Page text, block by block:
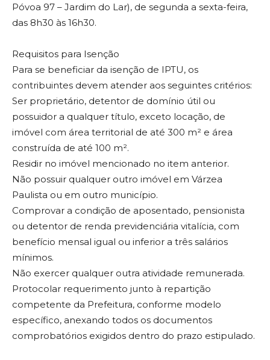
Póvoa 97 – Jardim do Lar), de segunda a sexta-feira,
das 8h30 às 16h30.
Requisitos para Isenção
Para se beneficiar da isenção de IPTU, os
contribuintes devem atender aos seguintes critérios:
Ser proprietário, detentor de domínio útil ou
possuidor a qualquer título, exceto locação, de
imóvel com área territorial de até 300 m² e área
construída de até 100 m².
Residir no imóvel mencionado no item anterior.
Não possuir qualquer outro imóvel em Várzea
Paulista ou em outro município.
Comprovar a condição de aposentado, pensionista
ou detentor de renda previdenciária vitalícia, com
benefício mensal igual ou inferior a três salários
mínimos.
Não exercer qualquer outra atividade remunerada.
Protocolar requerimento junto à repartição
competente da Prefeitura, conforme modelo
específico, anexando todos os documentos
comprobatórios exigidos dentro do prazo estipulado.